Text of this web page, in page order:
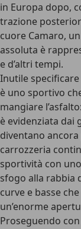
in Europa dopo,
trazione
cuore Camaro,
assoluta è
e d’altri tempi.
Inutile
è uno sportivo
mangiare
è evidenziata dai
diventano
carrozzeria
sportività con
sfogo alla rabbia
curve e basse
un’enorme
Proseguendo